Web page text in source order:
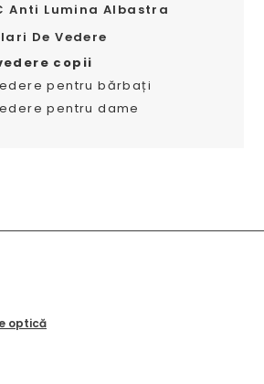
Anti Lumina Albastra
De Vedere
copii
pentru bărbați
pentru dame
optică